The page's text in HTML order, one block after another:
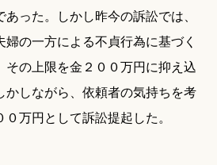
った。しかし昨今の訴訟では、
の一方による不貞行為に基づく
その上限を金２００万円に抑え込
かしながら、依頼者の気持ちを考
万円として訴訟提起した。